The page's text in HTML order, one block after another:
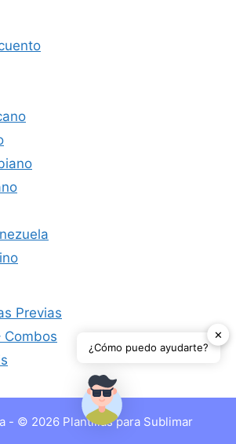
Previas
Combos
- © 2026 Plantillas para Sublimar
✕
¿Cómo puedo ayudarte?